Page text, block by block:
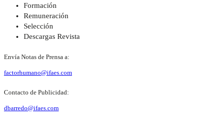
Formación
Remuneración
Selección
Descargas Revista
Envía Notas de Prensa a:
factorhumano@ifaes.com
Contacto de Publicidad:
dbarredo@ifaes.com